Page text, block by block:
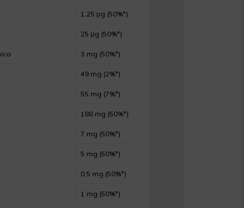
1,25 μg (50%*)
25 μg (50%*)
3 mg (50%*)
49 mg (2%*)
55 mg (7%*)
188 mg (50%*)
7 mg (50%*)
5 mg (50%*)
0,5 mg (50%*)
1 mg (50%*)